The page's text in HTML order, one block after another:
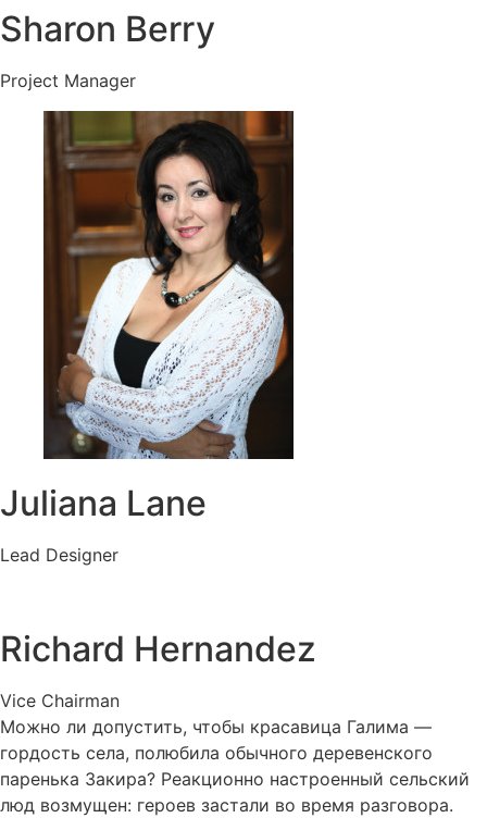
Sharon Berry
Project Manager
Juliana Lane
Lead Designer
Richard Hernandez
Vice Chairman
Можно ли допустить, чтобы красавица Галима —
гордость села, полюбила обычного деревенского
паренька Закира? Реакционно настроенный сельский
люд возмущен: героев застали во время разговора.